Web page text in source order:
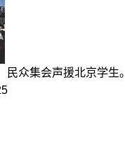
众集会声援北京学生。